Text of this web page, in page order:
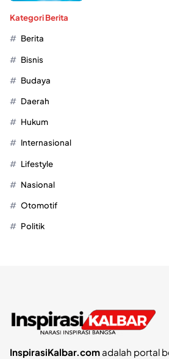
Kategori Berita
Berita
Bisnis
Budaya
Daerah
Hukum
Internasional
Lifestyle
Nasional
Otomotif
Politik
InspirasiKalbar.comadalah portal